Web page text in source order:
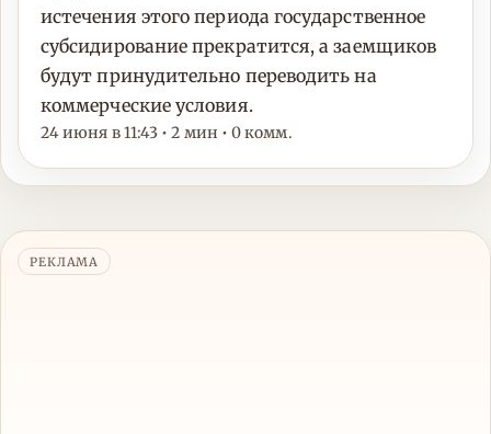
истечения этого периода государственное
субсидирование прекратится, а заемщиков
будут принудительно переводить на
коммерческие условия.
24 июня в 11:43 • 2 мин • 0 комм.
РЕКЛАМА